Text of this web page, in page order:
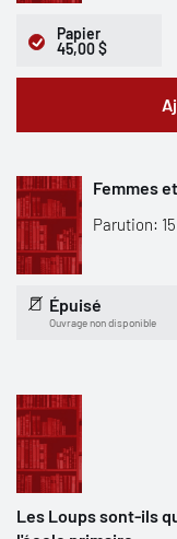
Papier
45,00 $
Femmes
Parution:
Épuisé
Ouvrage non disponible
Les Loups sont-ils